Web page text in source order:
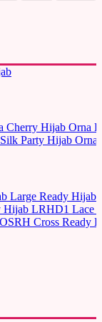
Cherry Hijab Orna
Party Hijab Orna
Large Ready Hijab
Hijab LRHD1 Lace
Cross Ready